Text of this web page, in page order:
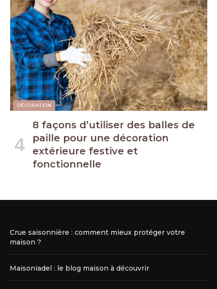
DÉCORATION
8 façons d’utiliser des balles de
paille pour une décoration
extérieure festive et
fonctionnelle
Crue saisonnière : comment mieux protéger votre
maison ?
Maisoniadel : le blog maison à découvrir